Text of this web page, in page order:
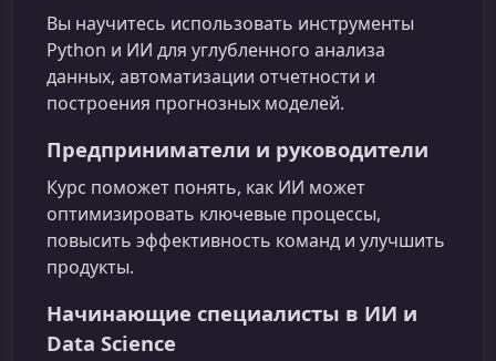
Вы научитесь использовать инструменты
Python и ИИ для углубленного анализа
данных, автоматизации отчетности и
построения прогнозных моделей.
Предприниматели и руководители
Курс поможет понять, как ИИ может
оптимизировать ключевые процессы,
повысить эффективность команд и улучшить
продукты.
Начинающие специалисты в ИИ и
Data Science